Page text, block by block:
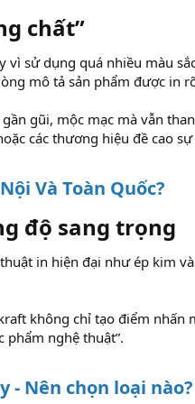
chất”​
sử dụng quá nhiều màu
mô tả sản phẩm được in
gũi, mộc mạc mà vẫn
các thương hiệu đề cao
Và Toàn Quốc?
độ sang trọng​
in hiện đại như ép kim
không chỉ tạo điểm nhấn
nghệ thuật”.
- Nên chọn loại nào?